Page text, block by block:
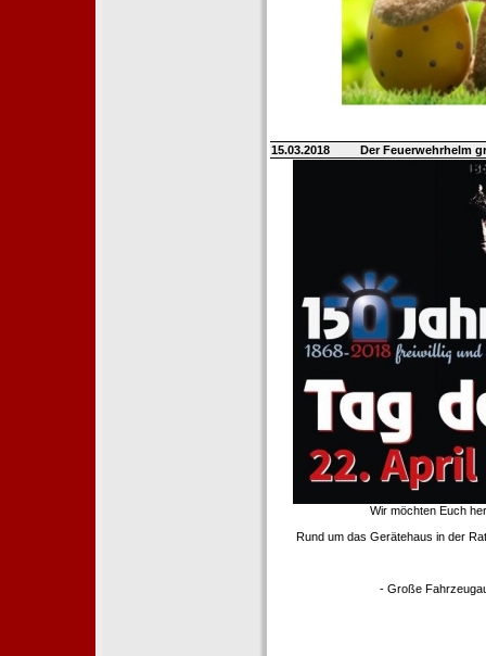
15.03.2018 Der Feuerwehrhelm
Wir möchten Euch
Rund um das Gerätehaus in der
- Große